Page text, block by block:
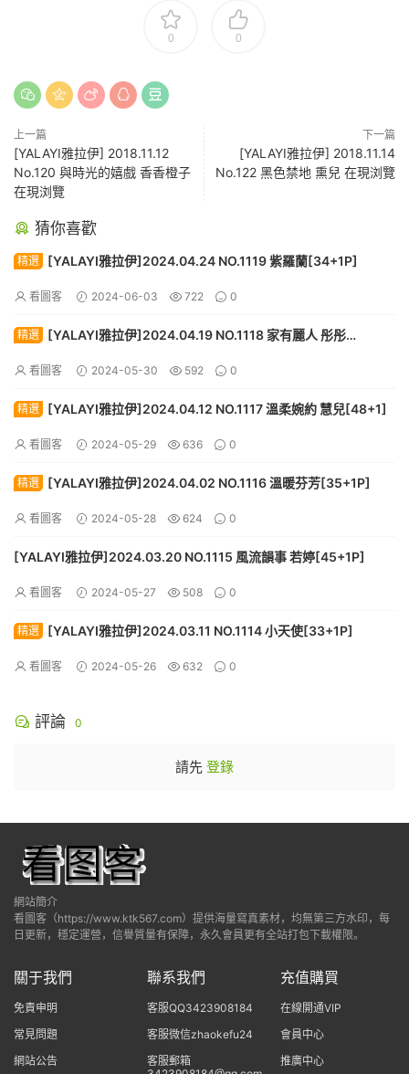
0 0
上一篇
[YALAYI雅拉伊] 2018.11.12
No.120 與時光的嬉戲 香香橙子
在現浏覽
下一篇
[YALAYI雅拉伊] 2018.11.14
No.122 黑色禁地 熏兒 在現浏覽
猜你喜歡
精選 [YALAYI雅拉伊]2024.04.24 NO.1119 紫羅蘭[34+1P]
看圖客 2024-06-03 722 0
精選
[YALAYI雅拉伊]2024.04.19 NO.1118 家有麗人 彤彤
看圖客 2024-05-30 592 0
精選 [YALAYI雅拉伊]2024.04.12 NO.1117 溫柔婉約 慧兒[48+1]
看圖客 2024-05-29 636 0
精選 [YALAYI雅拉伊]2024.04.02 NO.1116 溫暖芬芳[35+1P]
看圖客 2024-05-28 624 0
[YALAYI雅拉伊]2024.03.20 NO.1115 風流韻事 若婷[45+1P]
看圖客 2024-05-27 508 0
精選 [YALAYI雅拉伊]2024.03.11 NO.1114 小天使[33+1P]
看圖客 2024-05-26 632 0
評論 0
請先 登錄
網站簡介
看圖客（https://www.ktk567.com）提供海量寫真素材，均無第三方水印，每
日更新，穩定運營，信譽質量有保障，永久會員更有全站打包下載權限。
關于我們
免責申明
常見問題
網站公告
聯系我們
客服QQ3423908184
客服微信zhaokefu24
客服郵箱
充值購買
在線開通VIP
會員中心
推廣中心